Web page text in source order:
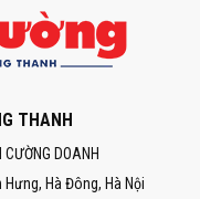
THANH
DOANH
Hưng, Hà Đông, Hà Nội